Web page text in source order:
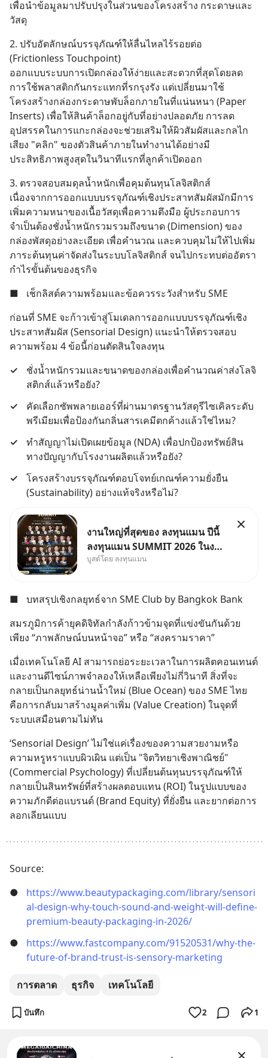
เพื่อนำข้อมูลมาปรับปรุงในส่วนของโครงสร้าง กระดาษและ
วัสดุ
2. ปรับอัตลักษณ์บรรจุภัณฑ์ให้ลื่นไหลไร้รอยต่อ
(Frictionless Touchpoint)
ออกแบบระบบการเปิดกล่องให้ง่ายและสะดวกที่สุดโดยลด
การใช้พลาสติกกันกระแทกที่รกรุงรัง แต่เปลี่ยนมาใช้
โครงสร้างกล่องกระดาษพับล็อกภายในที่แน่นหนา (Paper
Inserts) เพื่อให้สินค้าล็อกอยู่กับที่อย่างปลอดภัย การลด
อุปสรรคในการแกะกล่องจะช่วยเสริมให้ผิวสัมผัสและกลไก
เสียง "คลิก" ของตัวสินค้าภายในทำงานได้อย่างมี
ประสิทธิภาพสูงสุดในวินาทีแรกที่ลูกค้าเปิดออก
3. ตรวจสอบสมดุลน้ำหนักเพื่อคุมต้นทุนโลจิสติกส์
เนื่องจากการออกแบบบรรจุภัณฑ์เชิงประสาทสัมผัสมักมีการ
เพิ่มความหนาของเนื้อวัสดุเพื่อความตึงมือ ผู้ประกอบการ
จำเป็นต้องชั่งน้ำหนักรวมรวมถึงขนาด (Dimension) ของ
กล่องพัสดุอย่างละเอียด เพื่อคำนวณ และควบคุมไม่ให้ไปเพิ่ม
ภาระต้นทุนค่าจัดส่งในระบบโลจิสติกส์ จนไปกระทบต่ออัตรา
กำไรขั้นต้นของธุรกิจ
■
เช็กลิสต์ความพร้อมและข้อควรระวังสำหรับ SME
ก่อนที่ SME จะก้าวเข้าสู่โมเดลการออกแบบบรรจุภัณฑ์เชิง
ประสาทสัมผัส (Sensorial Design) แนะนำให้ตรวจสอบ
ความพร้อม 4 ข้อนี้ก่อนตัดสินใจลงทุน
✓
ชั่งน้ำหนักรวมและขนาดของกล่องเพื่อคำนวณค่าส่งโลจิ
สติกส์แล้วหรือยัง?
✓
คัดเลือกซัพพลายเออร์ที่ผ่านมาตรฐานวัสดุรีไซเคิลระดับ
พรีเมียมเพื่อป้องกันกลิ่นสารเคมีตกค้างแล้วใช่ไหม?
✓
ทำสัญญาไม่เปิดเผยข้อมูล (NDA) เพื่อปกป้องทรัพย์สิน
ทางปัญญากับโรงงานผลิตแล้วหรือยัง?
✓
โครงสร้างบรรจุภัณฑ์ตอบโจทย์เกณฑ์ความยั่งยืน
(Sustainability) อย่างแท้จริงหรือไม่?
งานใหญ่ที่สุดของ ลงทุนแมน ปีนี้
ลงทุนแมน SUMMIT 2026 ในงาน
นี้จะมีเจ้าของธุรกิจ Dr.PONG,
MizuMi, KARMART, อิชิตัน มา
แชร์ความรู้การสร้างธุรกิจ
บูสต์โดย ลงทุนแมน
■
บทสรุปเชิงกลยุทธ์จาก SME Club by Bangkok Bank
สมรภูมิการค้ายุคดิจิทัลกำลังก้าวข้ามจุดที่แข่งขันกันด้วย
เพียง “ภาพลักษณ์บนหน้าจอ” หรือ “สงครามราคา”
เมื่อเทคโนโลยี AI สามารถย่อระยะเวลาในการผลิตคอนเทนต์
และงานดีไซน์ภาพจำลองให้เหลือเพียงไม่กี่วินาที สิ่งที่จะ
กลายเป็นกลยุทธ์น่านน้ำใหม่ (Blue Ocean) ของ SME ไทย
คือการกลับมาสร้างมูลค่าเพิ่ม (Value Creation) ในจุดที่
ระบบเสมือนตามไม่ทัน
‘Sensorial Design’ ไม่ใช่แค่เรื่องของความสวยงามหรือ
ความหรูหราแบบผิวเผิน แต่เป็น "จิตวิทยาเชิงพาณิชย์"
(Commercial Psychology) ที่เปลี่ยนต้นทุนบรรจุภัณฑ์ให้
กลายเป็นสินทรัพย์ที่สร้างผลตอบแทน (ROI) ในรูปแบบของ
ความภักดีต่อแบรนด์ (Brand Equity) ที่ยั่งยืน และยากต่อการ
ลอกเลียนแบบ
Source:
●
https://www.beautypackaging.com/library/sensori
al-design-why-touch-sound-and-weight-will-define-
premium-beauty-packaging-in-2026/
●
https://www.fastcompany.com/91520531/why-the-
future-of-brand-trust-is-sensory-marketing
การตลาด ธุรกิจ เทคโนโลยี
บันทึก 2 1